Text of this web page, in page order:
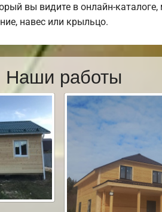
вы видите в онлайн-
навес или крыльцо.
Наши работы